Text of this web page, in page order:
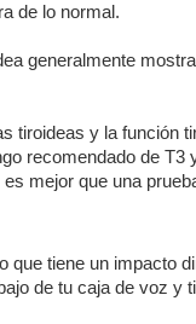
de lo normal.
generalmente
tiroideas y la función
recomendado de T3
mejor que una
que tiene un impacto
de tu caja de voz y